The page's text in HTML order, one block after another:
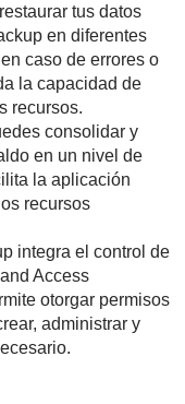
tus datos
en diferentes
caso de errores o
la capacidad de
recursos.
consolidar y
en un nivel de
la aplicación
recursos
integra el control de
Access
otorgar permisos
administrar y